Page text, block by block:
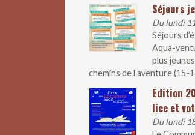
Séjours
Du lundi
Séjours
Aqua-
plus
chemins de l’aventure
Edition
lice et
Du lundi